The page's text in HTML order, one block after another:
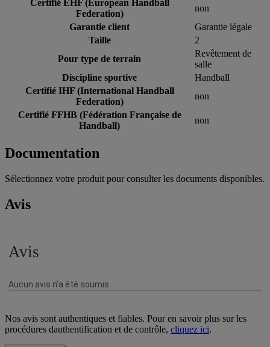
Certifié EHF (European Handball
Federation)
non
Garantie client
Garantie légale
Taille
2
Pour type de terrain
Revêtement de
salle
Discipline sportive
Handball
Certifié IHF (International Handball
Federation)
non
Certifié FFHB (Fédération Française de
Handball)
non
Documentation
Sélectionnez votre produit pour consulter les documents disponibles.
Avis
Nos avis sont authentiques et fiables. Pour en savoir plus sur les
procédures dauthentification et de contrôle, cliquez ici.